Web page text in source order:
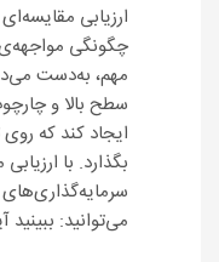
چگونگی مواجهه‌ی
سطح بالا و
بگذارد. با
می‌توانید: ببینید